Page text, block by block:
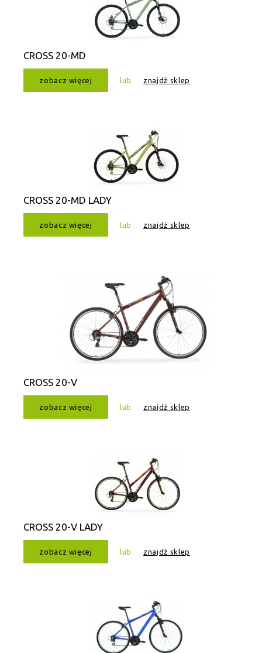
CROSS 20-MD
zobacz więcej lub znajdź sklep
CROSS 20-MD LADY
zobacz więcej lub znajdź sklep
CROSS 20-V
zobacz więcej lub znajdź sklep
CROSS 20-V LADY
zobacz więcej lub znajdź sklep